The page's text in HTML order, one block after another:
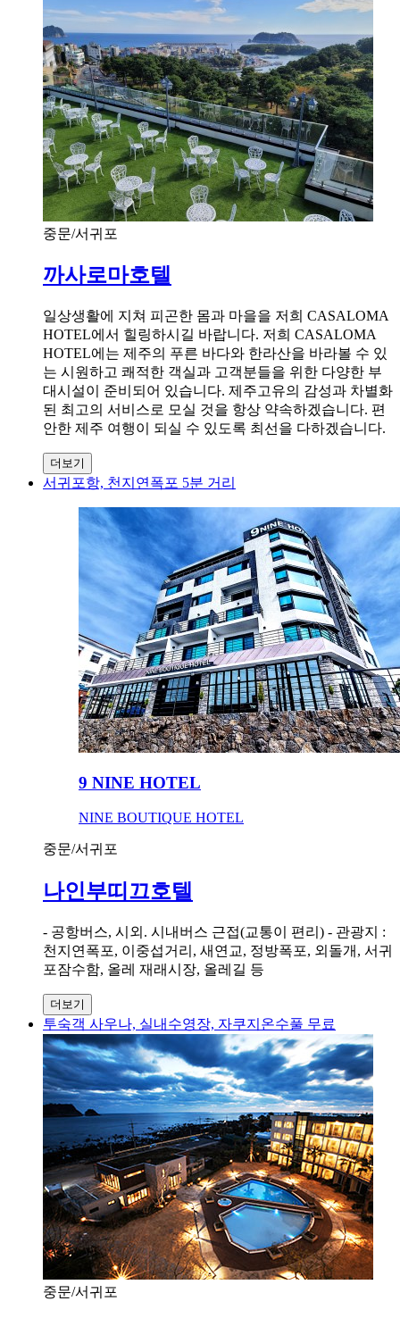
중문/서귀포
까사로마호텔
일상생활에 지쳐 피곤한 몸과 마을을 저희 CASALOMA
HOTEL에서 힐링하시길 바랍니다. 저희 CASALOMA
HOTEL에는 제주의 푸른 바다와 한라산을 바라볼 수 있
는 시원하고 쾌적한 객실과 고객분들을 위한 다양한 부
대시설이 준비되어 있습니다. 제주고유의 감성과 차별화
된 최고의 서비스로 모실 것을 항상 약속하겠습니다. 편
안한 제주 여행이 되실 수 있도록 최선을 다하겠습니다.
더보기
서귀포항, 천지연폭포 5분 거리
9 NINE HOTEL
NINE BOUTIQUE HOTEL
중문/서귀포
나인부띠끄호텔
- 공항버스, 시외. 시내버스 근접(교통이 편리) - 관광지 :
천지연폭포, 이중섭거리, 새연교, 정방폭포, 외돌개, 서귀
포잠수함, 올레 재래시장, 올레길 등
더보기
투숙객 사우나, 실내수영장, 자쿠지온수풀 무료
중문/서귀포